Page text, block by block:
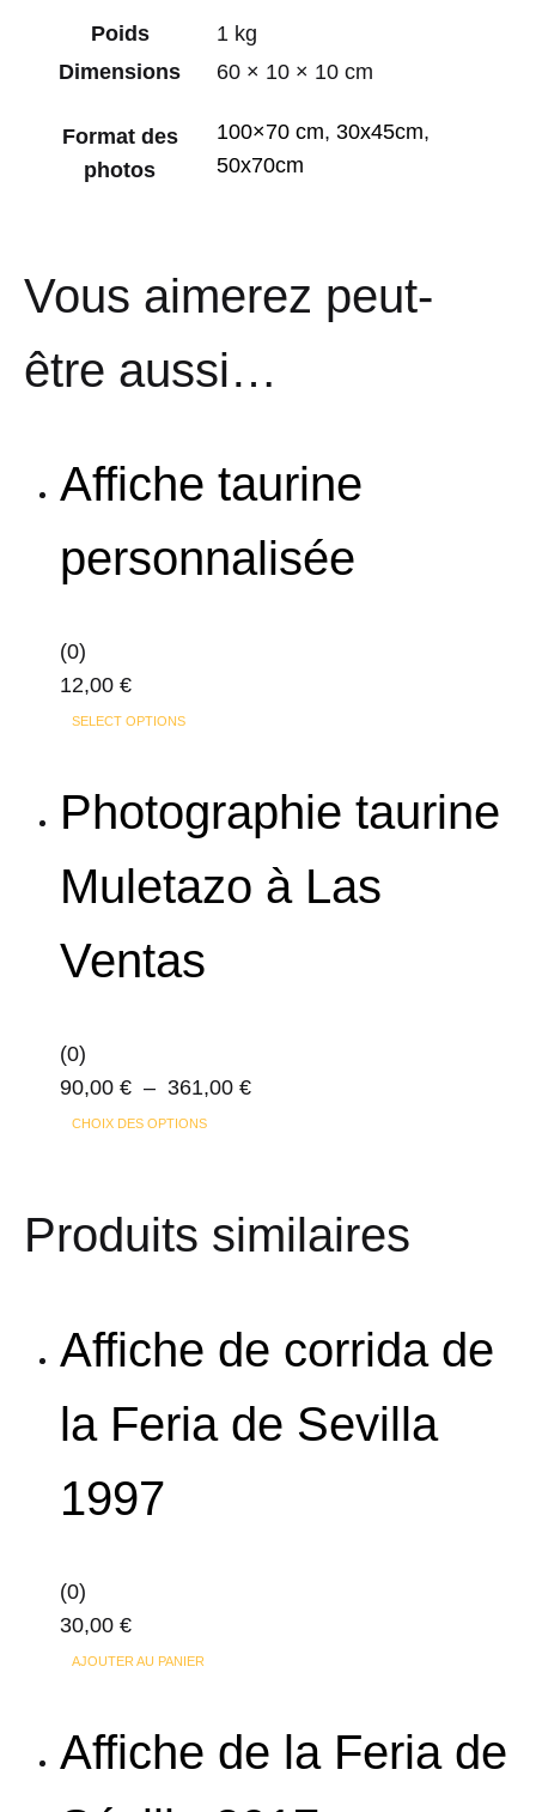
Poids
1 kg
Dimensions
60 × 10 × 10 cm
Format des
photos
100×70 cm, 30x45cm,
50x70cm
Vous aimerez peut-
être aussi…
Affiche taurine
personnalisée
(0)
12,00 €
SELECT OPTIONSCe
plusieurs
Les
peuvent
être
la
page
Photographie taurine
Muletazo à Las
Ventas
(0)
90,00 € – 361,00 €Plage
à
361,00 €
CHOIX DES OPTIONSCe
plusieurs
variations.
peuvent
choisies
Produits similaires
Affiche de corrida de
la Feria de Sevilla
1997
(0)
30,00 €
AJOUTER AU PANIER
Affiche de la Feria de